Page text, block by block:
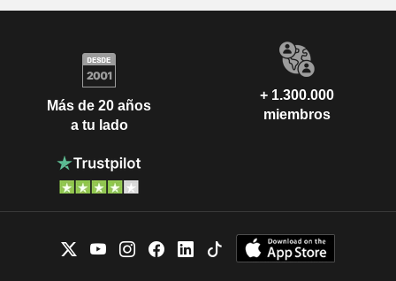
Más de 20 años
a tu lado
+ 1.300.000
miembros